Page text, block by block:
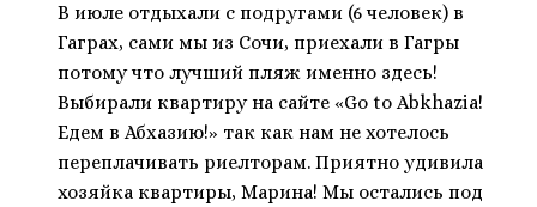
В июле отдыхали с подругами (6 человек) в
Гаграх, сами мы из Сочи, приехали в Гагры
потому что лучший пляж именно здесь!
Выбирали квартиру на сайте «Go to Abkhazia!
Едем в Абхазию!» так как нам не хотелось
переплачивать риелторам. Приятно удивила
хозяйка квартиры, Марина! Мы остались под